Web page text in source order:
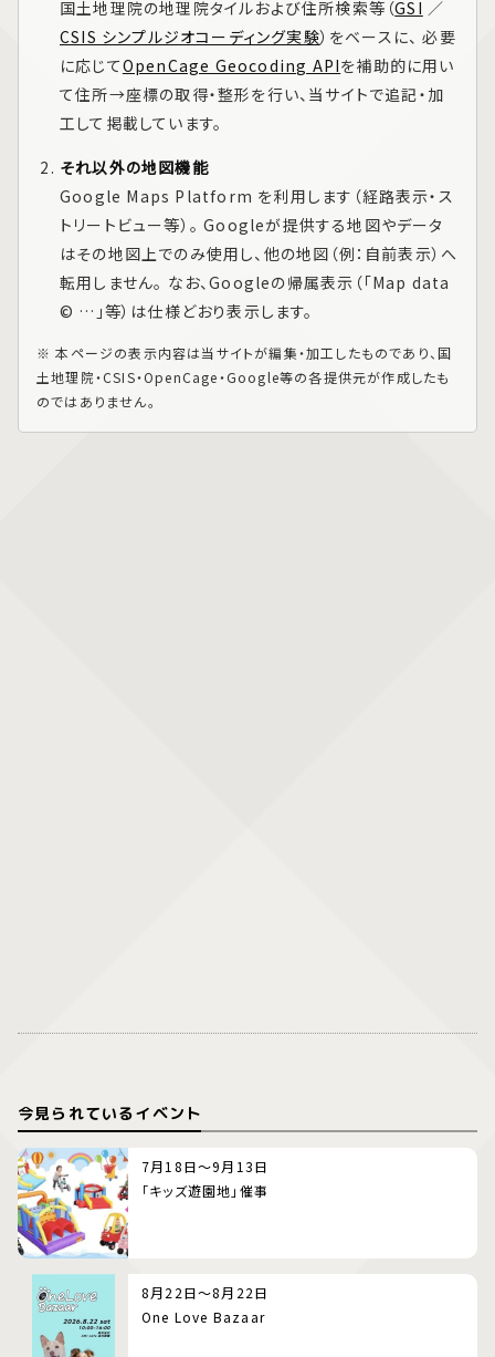
今見られているイベント
7月18日～9月13日
「キッズ遊園地」催事
8月22日～8月22日
One Love Bazaar
国土地理院の地理院タイルおよび住所検索等（GSI ／
CSIS シンプルジオコーディング実験）をベースに、 必要
に応じてOpenCage Geocoding APIを補助的に用い
て住所→座標の取得・整形を行い、当サイトで追記・加
工して掲載しています。
それ以外の地図機能
Google Maps Platform を利用します（経路表示・ス
トリートビュー等）。 Googleが提供する地図やデータ
はその地図上でのみ使用し、他の地図（例：自前表示）へ
転用しません。 なお、Googleの帰属表示（「Map data
© …」等）は仕様どおり表示します。
※ 本ページの表示内容は当サイトが編集・加工したものであり、国
土地理院・CSIS・OpenCage・Google等の各提供元が作成したも
のではありません。